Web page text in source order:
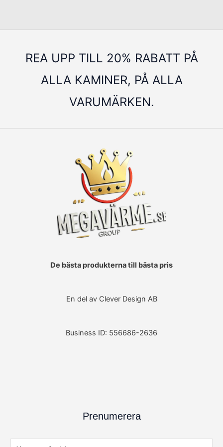
REA UPP TILL 20% RABATT PÅ
ALLA KAMINER, PÅ ALLA
VARUMÄRKEN.
De bästa produkterna till bästa pris
En del av Clever Design AB
Business ID: 556686-2636
Prenumerera